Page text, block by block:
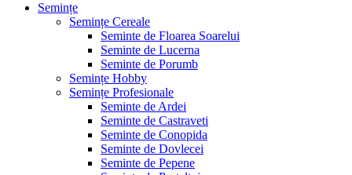
Semințe
Semințe Cereale
Seminte de Floarea Soarelui
Seminte de Lucerna
Seminte de Porumb
Semințe Hobby
Semințe Profesionale
Seminte de Ardei
Seminte de Castraveti
Seminte de Conopida
Seminte de Dovlecei
Seminte de Pepene